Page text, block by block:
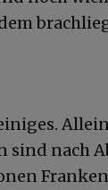
sind nach